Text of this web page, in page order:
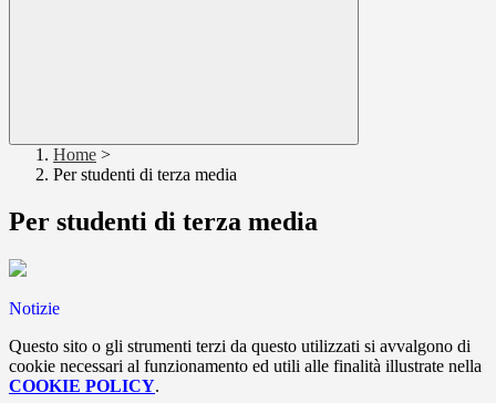
Home >
Per studenti di terza media
Per studenti di terza media
Notizie
Questo sito o gli strumenti terzi da questo utilizzati si avvalgono di
cookie necessari al funzionamento ed utili alle finalità illustrate nella
COOKIE POLICY.